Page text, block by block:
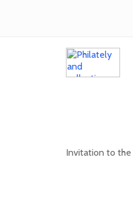
Invitation to the